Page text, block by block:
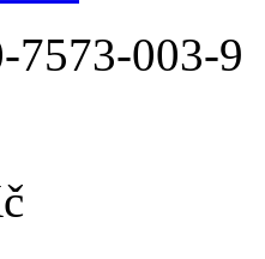
7573-003-9